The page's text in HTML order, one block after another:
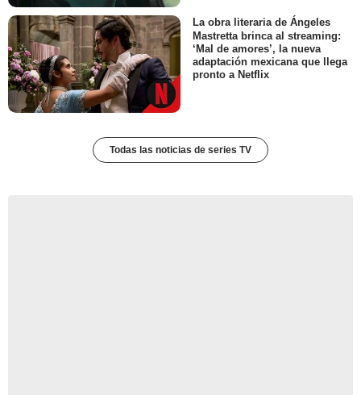
La obra literaria de Ángeles
Mastretta brinca al streaming:
‘Mal de amores’, la nueva
adaptación mexicana que llega
pronto a Netflix
Todas las noticias de series TV